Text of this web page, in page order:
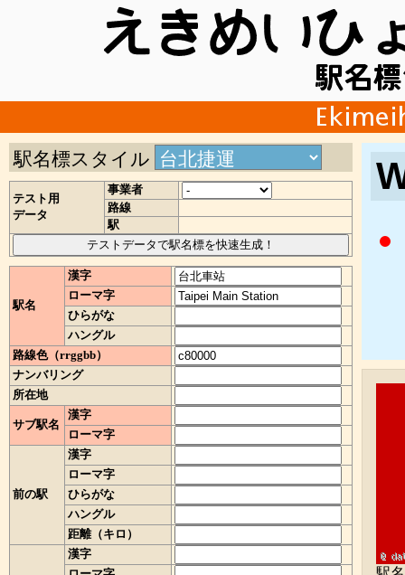
駅名標スタイル
テスト用
データ
事業者
路線
駅
駅名
漢字
ローマ字
ひらがな
ハングル
路線色（rrggbb）
ナンバリング
所在地
サブ駅名
漢字
ローマ字
前の駅
漢字
ローマ字
ひらがな
ハングル
距離（キロ）
漢字